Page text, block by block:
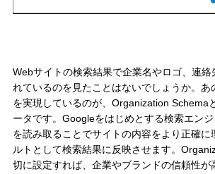
Webサイトの検索結果で企業名やロゴ、連絡
れているのを見たことはないでしょうか。あ
を実現しているのが、Organization Schema
ータです。Googleをはじめとする検索エン
を読み取ることでサイトの内容をより正確に
ルトとして検索結果に反映させます。
切に設定すれば、企業やブランドの信頼性が